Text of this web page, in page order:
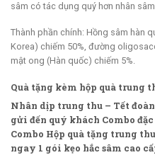
sâm có tác dụng quý hơn nhân
Thành phần chính: Hồng sâm hàn
Korea) chiếm 50%, đường
mật ong (Hàn quốc) chiếm 5%.
Quà tặng kèm hộp quà trung
Nhân dịp trung thu – Tết
gửi đến quý khách Combo
Combo Hộp quà tặng trung
ngay 1 gói kẹo hắc sâm cao